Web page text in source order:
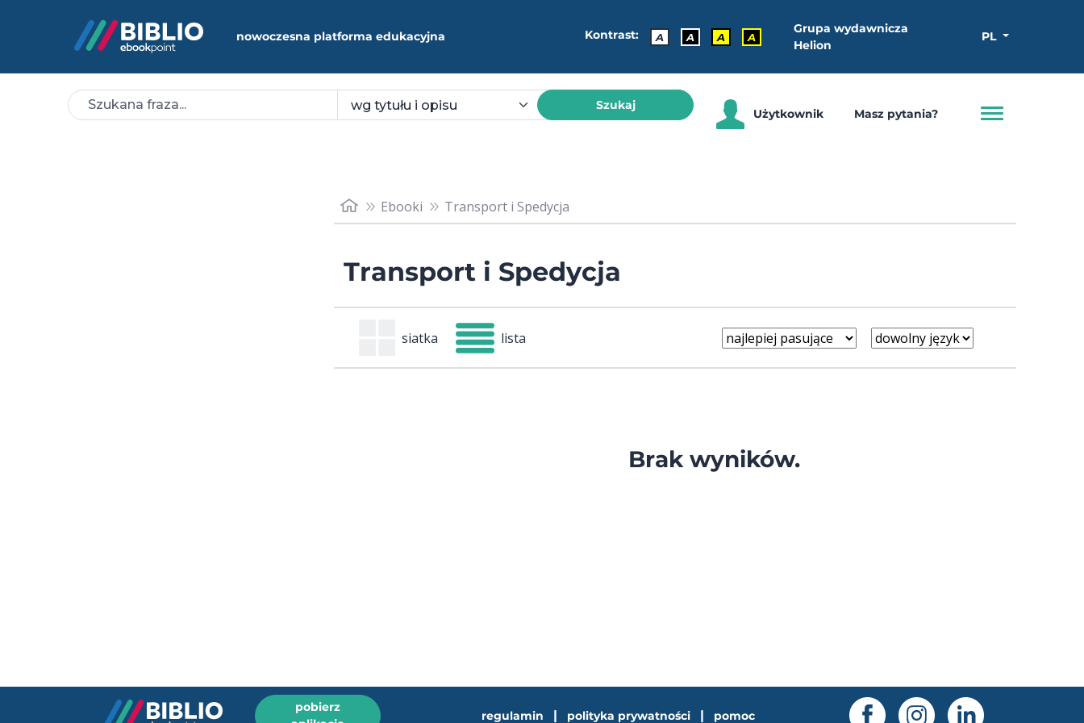
nowoczesna platforma edukacyjna Kontrast: A A A A
Grupa wydawnicza
Helion
PL
Szukaj
Użytkownik Masz pytania?
Ebooki Transport i Spedycja
Transport i Spedycja
siatka lista
Brak wyników.
pobierz
regulamin | polityka prywatności | pomoc